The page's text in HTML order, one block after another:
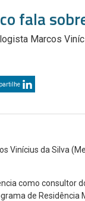
fala
Marcos
Vinícius da Silva
como consultor
de Residência